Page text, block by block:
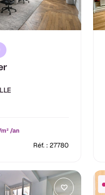
/an
Réf. : 27780